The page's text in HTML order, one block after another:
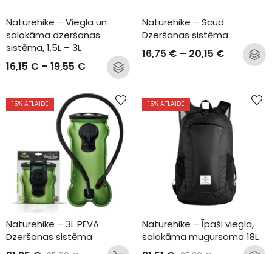
Naturehike – Viegla un
salokāma dzeršanas
sistēma, 1.5L – 3L
16,15 € – 19,55 €
Naturehike – Scud
Dzeršanas sistēma
16,75 € – 20,15 €
15% ATLAIDE
Naturehike – 3L PEVA
Dzeršanas sistēma
15% ATLAIDE
Naturehike – Īpaši viegla,
salokāma mugursoma 18L